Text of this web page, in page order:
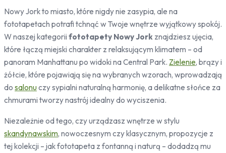
Warszawa
Kraków
Gdańsk
Moskwa
Tokio
Berlin
Dubaj
Wrocław
Liście
Rośliny
Bambus
Nowy Jork to miasto, które nigdy nie zasypia, ale na
fototapetach potrafi tchnąć w Twoje wnętrze wyjątkowy spokój.
W naszej kategorii fototapety Nowy Jork znajdziesz ujęcia,
które łączą miejski charakter z relaksującym klimatem – od
panoram Manhattanu po widoki na Central Park. Zielenie, brązy i
żółcie, które pojawiają się na wybranych wzorach, wprowadzają
do salonu czy sypialni naturalną harmonię, a delikatne słońce za
chmurami tworzy nastrój idealny do wyciszenia.
Niezależnie od tego, czy urządzasz wnętrze w stylu
skandynawskim, nowoczesnym czy klasycznym, propozycje z
tej kolekcji – jak fototapeta z fontanną i naturą – dodadzą mu